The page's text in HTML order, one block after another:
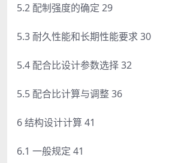
5.2 配制强度的确定 29
5.3 耐久性能和长期性能要求 30
5.4 配合比设计参数选择 32
5.5 配合比计算与调整 36
6 结构设计计算 41
6.1 一般规定 41